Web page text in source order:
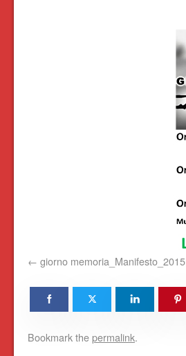
giorno memoria_Manifesto_2015
Bookmark thepermalink.